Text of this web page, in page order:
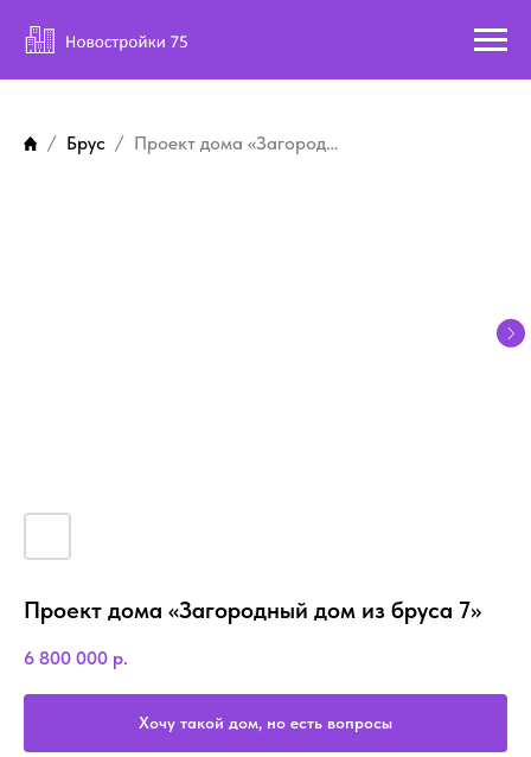
Брус Проект дома «Загородный дом из бруса 7»
Проект дома «Загородный дом из бруса 7»
6 800 000 р.
Хочу такой дом, но есть вопросы